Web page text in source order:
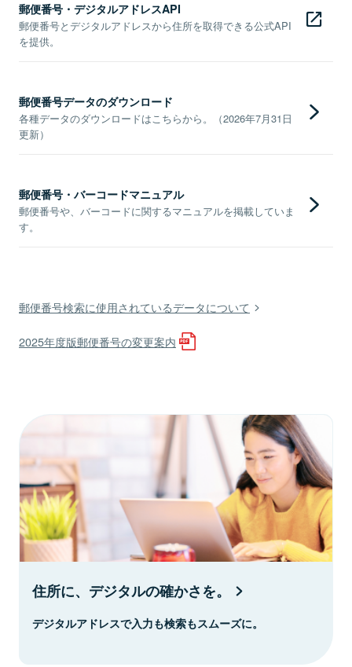
郵便番号・デジタルアドレスAPI
郵便番号とデジタルアドレスから住所を取得できる公式API
を提供。
郵便番号データのダウンロード
各種データのダウンロードはこちらから。（2026年7月31日
更新）
郵便番号・バーコードマニュアル
郵便番号や、バーコードに関するマニュアルを掲載していま
す。
郵便番号検索に使用されているデータについて
2025年度版郵便番号の変更案内
住所に、デジタルの確かさを。
デジタルアドレスで入力も検索もスムーズに。